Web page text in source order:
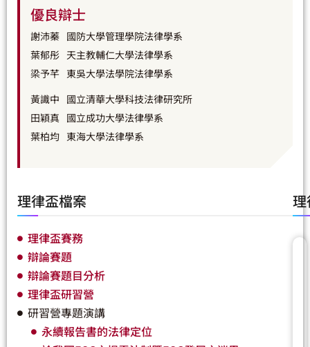
謝沛蓁 國防大學管理學院法律學系
葉郁彤 天主教輔仁大學法律學系
梁予芊 東吳大學法學院法律學系
黃識中 國立清華大學科技法律研究所
田穎真 國立成功大學法律學系
葉柏均 東海大學法律學系
優良辯士
理律盃檔案
理律盃賽務
辯論賽題
辯論賽題目分析
理律盃研習營
研習營專題演講
永續報告書的法律定位